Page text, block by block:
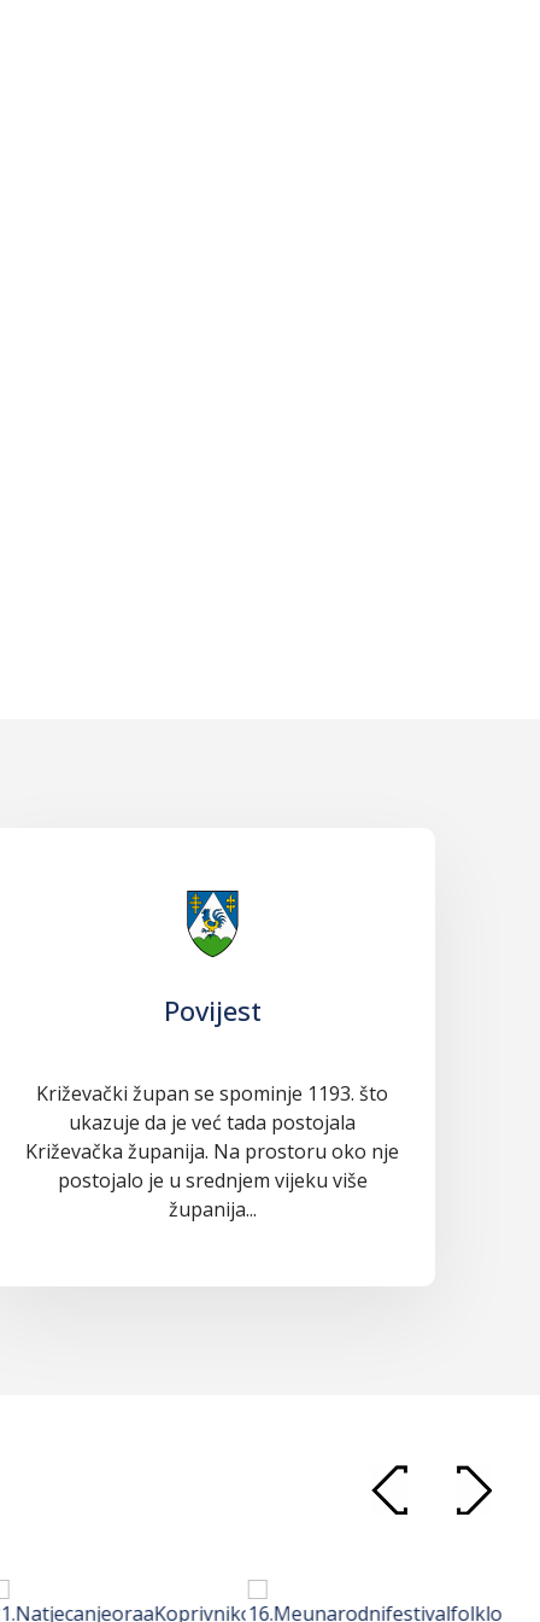
Povijest
Križevački župan se spominje 1193. što
ukazuje da je već tada postojala
Križevačka županija. Na prostoru oko nje
postojalo je u srednjem vijeku više
županija...